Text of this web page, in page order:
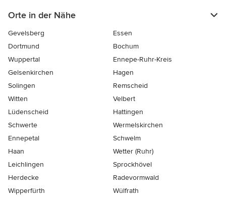
Orte in der Nähe
Gevelsberg
Essen
Dortmund
Bochum
Wuppertal
Ennepe-Ruhr-Kreis
Gelsenkirchen
Hagen
Solingen
Remscheid
Witten
Velbert
Lüdenscheid
Hattingen
Schwerte
Wermelskirchen
Ennepetal
Schwelm
Haan
Wetter (Ruhr)
Leichlingen
Sprockhövel
Herdecke
Radevormwald
Wipperfürth
Wülfrath